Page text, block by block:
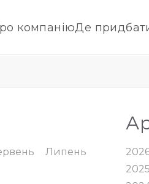
компаніюДе
Липень
2025